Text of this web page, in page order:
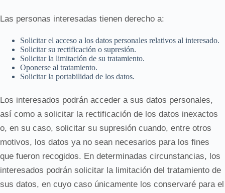
Las personas interesadas tienen derecho a:
Solicitar el acceso a los datos personales relativos al interesado.
Solicitar su rectificación o supresión.
Solicitar la limitación de su tratamiento.
Oponerse al tratamiento.
Solicitar la portabilidad de los datos.
Los interesados podrán acceder a sus datos personales,
así como a solicitar la rectificación de los datos inexactos
o, en su caso, solicitar su supresión cuando, entre otros
motivos, los datos ya no sean necesarios para los fines
que fueron recogidos. En determinadas circunstancias, los
interesados podrán solicitar la limitación del tratamiento de
sus datos, en cuyo caso únicamente los conservaré para el